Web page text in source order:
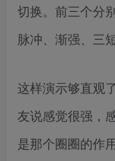
切换。前三个分
脉冲、渐强、三
这样演示够直观
友说感觉很强，
是那个圈圈的作